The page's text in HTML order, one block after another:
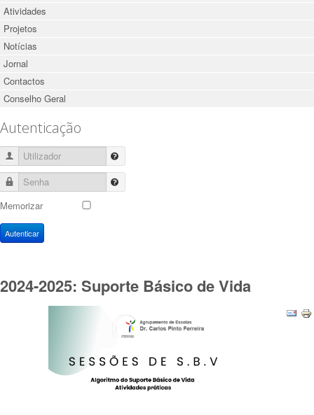
Atividades
Projetos
Notícias
Jornal
Contactos
Conselho Geral
Autenticação
Utilizador
Senha
Memorizar
Autenticar
2024-2025: Suporte Básico de Vida